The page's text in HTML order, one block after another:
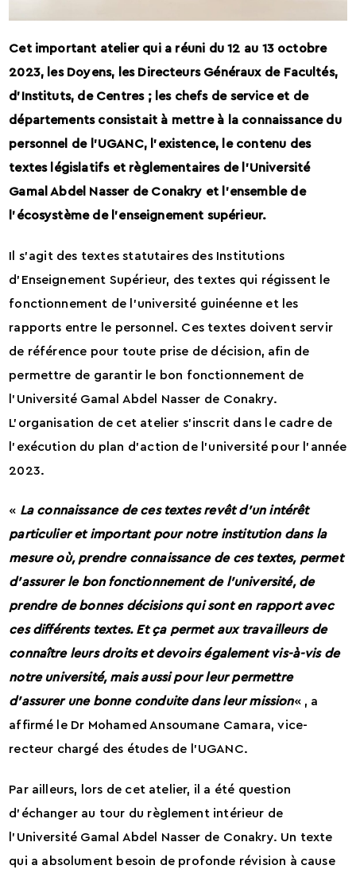
Cet important atelier qui a réuni du 12 au 13 octobre
2023, les Doyens, les Directeurs Généraux de Facultés,
d’Instituts, de Centres ; les chefs de service et de
départements consistait à mettre à la connaissance du
personnel de l’UGANC, l’existence, le contenu des
textes législatifs et règlementaires de l’Université
Gamal Abdel Nasser de Conakry et l’ensemble de
l’écosystème de l’enseignement supérieur.
Il s’agit des textes statutaires des Institutions
d’Enseignement Supérieur, des textes qui régissent le
fonctionnement de l’université guinéenne et les
rapports entre le personnel. Ces textes doivent servir
de référence pour toute prise de décision, afin de
permettre de garantir le bon fonctionnement de
l’Université Gamal Abdel Nasser de Conakry.
L’organisation de cet atelier s’inscrit dans le cadre de
l’exécution du plan d’action de l’université pour l’année
2023.
« La connaissance de ces textes revêt d’un intérêt
particulier et important pour notre institution dans la
mesure où, prendre connaissance de ces textes, permet
d’assurer le bon fonctionnement de l’université, de
prendre de bonnes décisions qui sont en rapport avec
ces différents textes. Et ça permet aux travailleurs de
connaître leurs droits et devoirs également vis-à-vis de
notre université, mais aussi pour leur permettre
d’assurer une bonne conduite dans leur mission« , a
affirmé le Dr Mohamed Ansoumane Camara, vice-
recteur chargé des études de l’UGANC.
Par ailleurs, lors de cet atelier, il a été question
d’échanger au tour du règlement intérieur de
l’Université Gamal Abdel Nasser de Conakry. Un texte
qui a absolument besoin de profonde révision à cause